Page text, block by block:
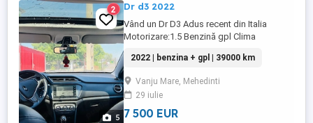
5
2 Dr d3 2022
Vând un Dr D3 Adus recent din Italia
Motorizare:1.5 Benzină gpl Clima
Geamuri electrice Manual 5 trepte de
viteze 86 KW Euro 6 Sunt al doilea
proprietar mașina se află într-o stare
excelentă
2022 | benzina + gpl | 39000 km
Vanju Mare, Mehedinti
29 iulie
7 500 EUR